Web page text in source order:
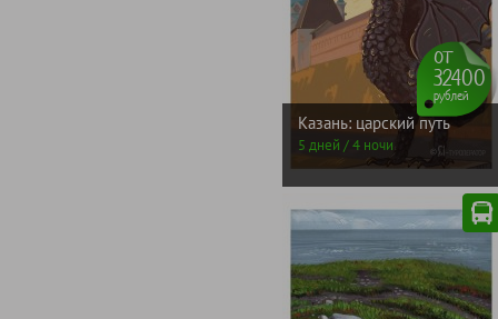
Казань: царский путь
5 дней / 4 ночи
от
32400
рублей